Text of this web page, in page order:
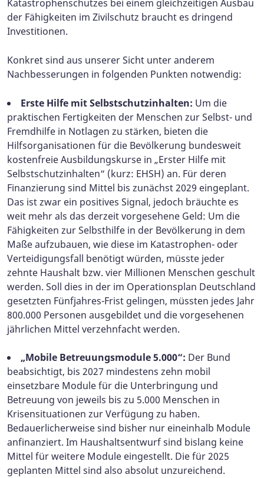
Katastrophenschutzes bei einem gleichzeitigen Ausbau
der Fähigkeiten im Zivilschutz braucht es dringend
Investitionen.
Konkret sind aus unserer Sicht unter anderem
Nachbesserungen in folgenden Punkten notwendig:
Erste Hilfe mit Selbstschutzinhalten: Um die
praktischen Fertigkeiten der Menschen zur Selbst- und
Fremdhilfe in Notlagen zu stärken, bieten die
Hilfsorganisationen für die Bevölkerung bundesweit
kostenfreie Ausbildungskurse in „Erster Hilfe mit
Selbstschutzinhalten“ (kurz: EHSH) an. Für deren
Finanzierung sind Mittel bis zunächst 2029 eingeplant.
Das ist zwar ein positives Signal, jedoch bräuchte es
weit mehr als das derzeit vorgesehene Geld: Um die
Fähigkeiten zur Selbsthilfe in der Bevölkerung in dem
Maße aufzubauen, wie diese im Katastrophen- oder
Verteidigungsfall benötigt würden, müsste jeder
zehnte Haushalt bzw. vier Millionen Menschen geschult
werden. Soll dies in der im Operationsplan Deutschland
gesetzten Fünfjahres-Frist gelingen, müssten jedes Jahr
800.000 Personen ausgebildet und die vorgesehenen
jährlichen Mittel verzehnfacht werden.
„Mobile Betreuungsmodule 5.000“: Der Bund
beabsichtigt, bis 2027 mindestens zehn mobil
einsetzbare Module für die Unterbringung und
Betreuung von jeweils bis zu 5.000 Menschen in
Krisensituationen zur Verfügung zu haben.
Bedauerlicherweise sind bisher nur eineinhalb Module
anfinanziert. Im Haushaltsentwurf sind bislang keine
Mittel für weitere Module eingestellt. Die für 2025
geplanten Mittel sind also absolut unzureichend.